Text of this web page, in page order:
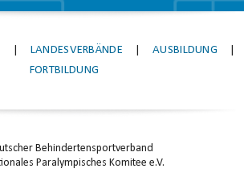
LANDESVERBÄNDE AUSBILDUNG
FORTBILDUNG
Behindertensportverband
Paralympisches Komitee e.V.